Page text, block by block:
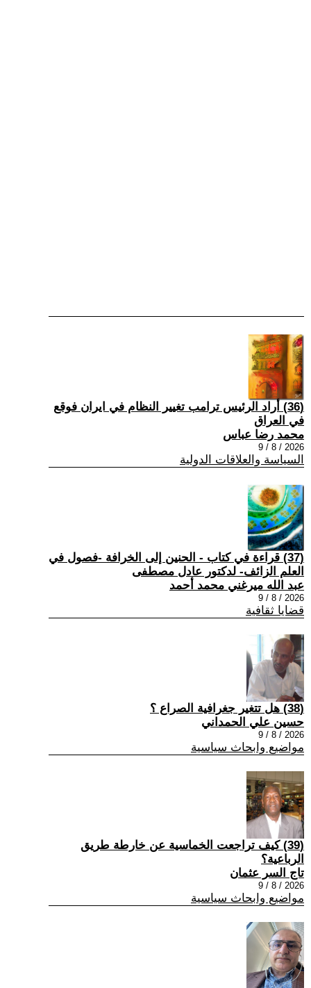
(36) أراد الرئيس ترامب تغيير النظام في ايران فوقع
في العراق
محمد رضا عباس
2026 / 8 / 9
السياسة والعلاقات الدولية
(37) قراءة في كتاب - الحنين إلى الخرافة -فصول في
العلم الزائف- لدكتور عادل مصطفى
عبد الله ميرغني محمد أحمد
2026 / 8 / 9
قضايا ثقافية
(38) هل تتغير جغرافية الصراع ؟
حسين علي الحمداني
2026 / 8 / 9
مواضيع وابحاث سياسية
(39) كيف تراجعت الخماسية عن خارطة طريق
الرباعية؟
تاج السر عثمان
2026 / 8 / 9
مواضيع وابحاث سياسية